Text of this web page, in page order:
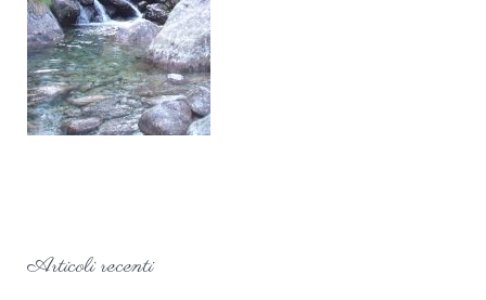
Contatti
Articoli recenti